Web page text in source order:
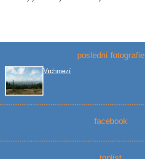
poslední fotografie
Vrchmezí
facebook